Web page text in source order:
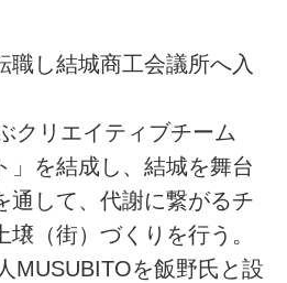
職し結城商工会議所へ入
クリエイティブチーム
」を結成し、結城を舞台
通して、代謝に繋がるチ
（街）づくりを行う。
MUSUBITOを飯野氏と設